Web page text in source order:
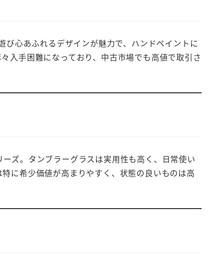
心あふれるデザインが魅力で、ハンドペイントに
入手困難になっており、中古市場でも高値で取引さ
ズ。タンブラーグラスは実用性も高く、日常使い
に希少価値が高まりやすく、状態の良いものは高